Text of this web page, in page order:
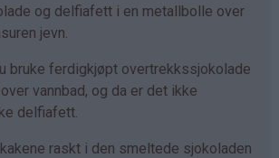
og delfiafett i en metallbolle over
jevn.
bruke ferdigkjøpt overtrekkssjokolade
vannbad, og da er det ikke
delfiafett.
raskt i den smeltede sjokoladen